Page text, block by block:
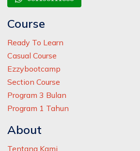
Course
Ready To Learn
Casual Course
Ezzybootcamp
Section Course
Program 3 Bulan
Program 1 Tahun
About
Tentang Kami